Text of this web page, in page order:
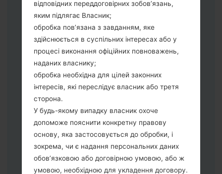
живлення, збільшення гучності та Bixbi.
Натисніть та утримуйте клавіші:
зменшення та збільшення гучності.
Підключивши телефон до ПК
використовуючи USB кабель.
Натисніть та утримуйти клавіші:
живлення, збільшення гучності та
додому.
Підключіть USB кабель та натисніть
клавіші: зменшення звуку та Bixbi.
Натисніть та утримуйти клавіші:
живлення та збільшення гучності.
Далі підключить телефон до ПК,
програма Odin повина виявити Ваш
відповідних переддоговірних зобов’язань,
яким підлягає Власник;
обробка пов’язана з завданням, яке
здійснюється в суспільних інтересах або у
процесі виконання офіційних повноважень,
наданих власнику;
обробка необхідна для цілей законних
інтересів, які переслідує власник або третя
сторона.
У будь-якому випадку власник охоче
допоможе пояснити конкретну правову
основу, яка застосовується до обробки, і
зокрема, чи є надання персональних даних
обов’язковою або договірною умовою, або ж
умовою, необхідною для укладення договору.